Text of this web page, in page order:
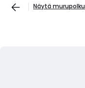
Näytä murupolku